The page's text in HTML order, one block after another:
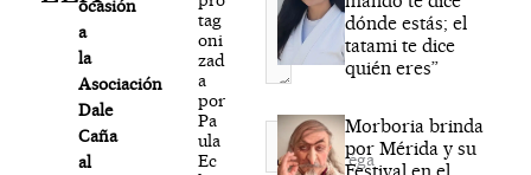
ocasión
a
la
Asociación
Dale
Caña
al
tag
oni
zad
a
por
Pa
ula
Ec
Nombre*
Agréga
dónde estás; el
tatami te dice
quién eres”
Morboria brinda
por Mérida y su